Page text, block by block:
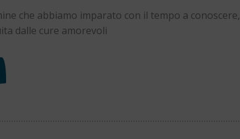
che abbiamo imparato con il tempo a conoscere,
dalle cure amorevoli